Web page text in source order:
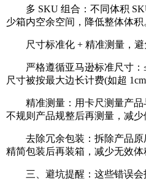
多 SKU 组合：不同体积
少箱内空余空间，降低整体体积
尺寸标准化 + 精准测量，避
严格遵循亚马逊标准尺寸：
尺寸被按最大边长计费(如超
精准测量：用卡尺测量产品
不规则产品规整后再测量，减少
去除冗余包装：拆除产品原
精简包装后再装箱，减少无效体
三、避坑提醒：这些错误会